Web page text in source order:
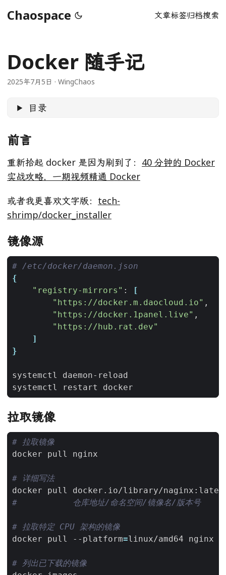
Chaospace 文章标签归档搜索
Docker 随手记
2025年7月5日 · WingChaos
目录
前言
重新拾起 docker 是因为刷到了： 40 分钟的 Docker
实战攻略，一期视频精通 Docker
或者我更喜欢文字版： tech-
shrimp/docker_installer
镜像源
# /etc/docker/daemon.json
{
"registry-mirrors" :
[
"https://docker.m.daocloud.io"
"https://docker.1panel.live"
"https://hub.rat.dev"
]
}
拉取镜像
# 拉取镜像
# 详细写法
#           仓库地址/命名空间/镜像名/版本号
# 拉取特定 CPU 架构的镜像
docker pull --platform=
# 列出已下载的镜像